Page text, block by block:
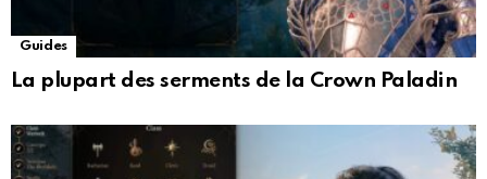
Guides
La plupart des serments de la Crown Paladin